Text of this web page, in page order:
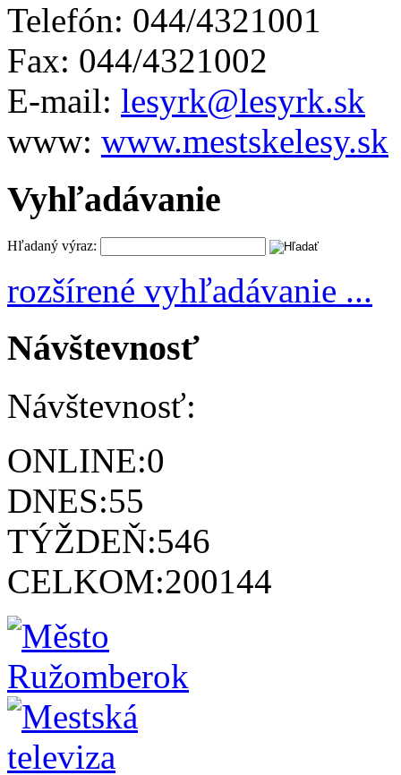
Telefón: 044/4321001
Fax: 044/4321002
E-mail: lesyrk@lesyrk.sk
www: www.mestskelesy.sk
Vyhľadávanie
Hľadaný výraz:
rozšírené vyhľadávanie ...
Návštevnosť
Návštevnosť:
ONLINE:0
DNES:55
TÝŽDEŇ:546
CELKOM:200144